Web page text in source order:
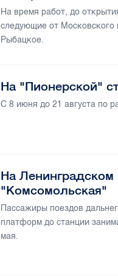
На время работ, до
следующие от Московского
Рыбацкое.
На "Пионерской"
С 8 июня до 21 августа по
На
"Комсомольская"
Пассажиры поездов
платформ до станции
мая.